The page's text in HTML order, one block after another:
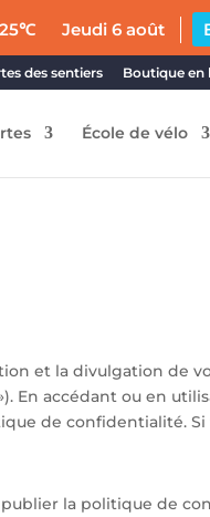
25℃ Jeudi 6 août
des sentiers Boutique en
École de vélo
et la divulgation de
En accédant ou en
de confidentialité. Si
la politique de